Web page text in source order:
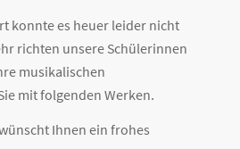
konnte es heuer leider nicht
richten unsere Schülerinnen
musikalischen
mit folgenden Werken.
Ihnen ein frohes